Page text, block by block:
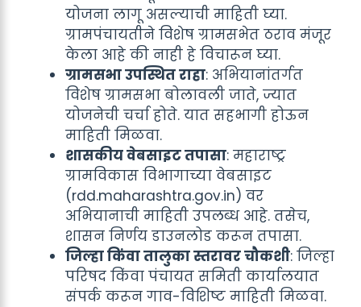
योजना लागू असल्याची माहिती घ्या.
ग्रामपंचायतीने विशेष ग्रामसभेत ठराव मंजूर
केला आहे की नाही हे विचारून घ्या.
ग्रामसभा उपस्थित राहा: अभियानांतर्गत
विशेष ग्रामसभा बोलावली जाते, ज्यात
योजनेची चर्चा होते. यात सहभागी होऊन
माहिती मिळवा.
शासकीय वेबसाइट तपासा: महाराष्ट्र
ग्रामविकास विभागाच्या वेबसाइट
(rdd.maharashtra.gov.in) वर
अभियानाची माहिती उपलब्ध आहे. तसेच,
शासन निर्णय डाउनलोड करून तपासा.
जिल्हा किंवा तालुका स्तरावर चौकशी: जिल्हा
परिषद किंवा पंचायत समिती कार्यालयात
संपर्क करून गाव-विशिष्ट माहिती मिळवा.